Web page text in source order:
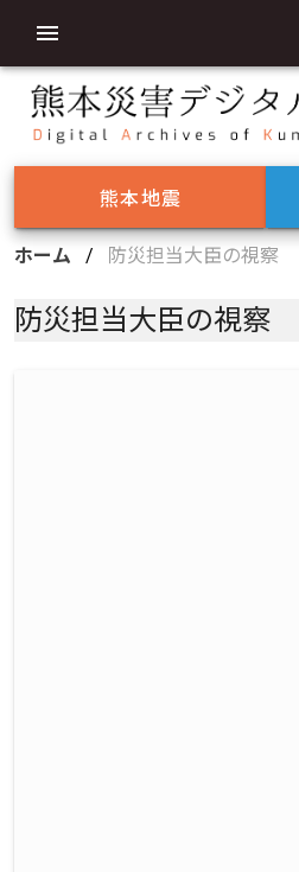
熊本地震
ホーム / 防災担当大臣の視察
防災担当大臣の視察